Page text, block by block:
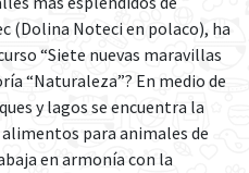
(Dolina Noteci en polaco), ha
“Siete nuevas maravillas
“Naturaleza”? En medio de
y lagos se encuentra la
para animales de
en armonía con la